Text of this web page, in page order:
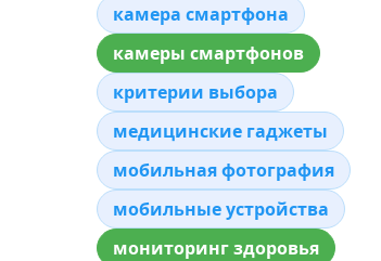
камера смартфона
камеры смартфонов
критерии выбора
медицинские гаджеты
мобильная фотография
мобильные устройства
мониторинг здоровья